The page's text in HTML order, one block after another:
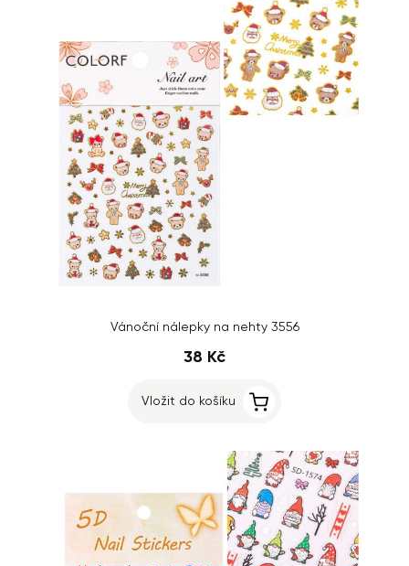
Vánoční nálepky na nehty 3556
38 Kč
Vložit do košíku